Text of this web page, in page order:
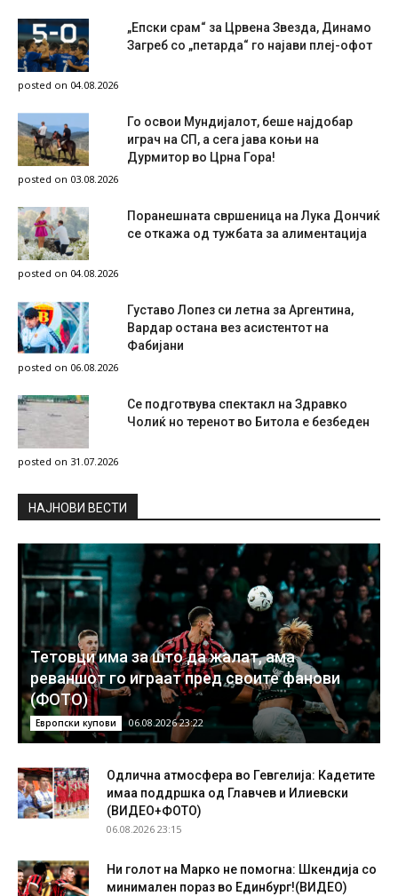
„Епски срам“ за Црвена Звезда, Динамо
Загреб со „петарда“ го најави плеј-офот
posted on 04.08.2026
Го освои Мундијалот, беше најдобар
играч на СП, а сега јава коњи на
Дурмитор во Црна Гора!
posted on 03.08.2026
Поранешната свршеница на Лука Дончиќ
се откажа од тужбата за алиментација
posted on 04.08.2026
Густаво Лопез си летна за Аргентина,
Вардар остана вез асистентот на
Фабијани
posted on 06.08.2026
Се подготвува спектакл на Здравко
Чолиќ но теренот во Битола е безбеден
posted on 31.07.2026
НAЈНОВИ ВЕСТИ
Тетовци има за што да жалат, ама
реваншот го играат пред своите фанови
(ФОТО)
Европски купови 06.08.2026 23:22
Одлична атмосфера во Гевгелија: Кадетите
имаа поддршка од Главчев и Илиевски
(ВИДЕО+ФОТО)
06.08.2026 23:15
Ни голот на Марко не помогна: Шкендија со
минимален пораз во Единбург!(ВИДЕО)